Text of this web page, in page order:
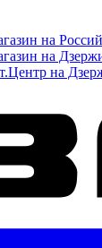
на
на
на